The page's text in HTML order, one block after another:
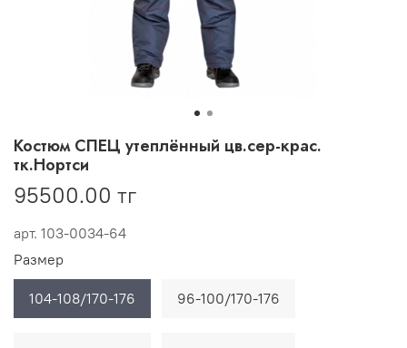
арт. 103-0034-64
Костюм СПЕЦ утеплённый цв.сер-крас.
тк.Нортси
95500.00 тг
Размер
104-108/170-176 96-100/170-176